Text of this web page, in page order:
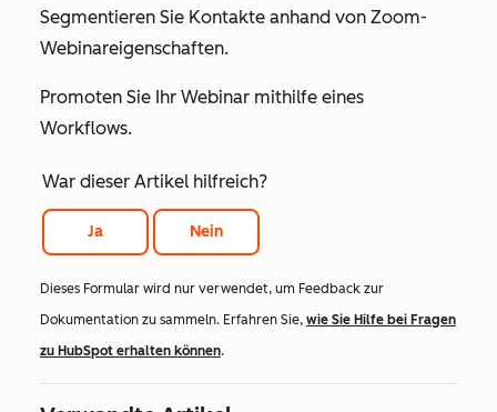
Segmentieren Sie Kontakte anhand von Zoom-
Webinareigenschaften.
Promoten Sie Ihr Webinar mithilfe eines
Workflows.
War dieser Artikel hilfreich?
Ja Nein
Dieses Formular wird nur verwendet, um Feedback zur
Dokumentation zu sammeln. Erfahren Sie, wie Sie Hilfe bei Fragen
zu HubSpot erhalten können.